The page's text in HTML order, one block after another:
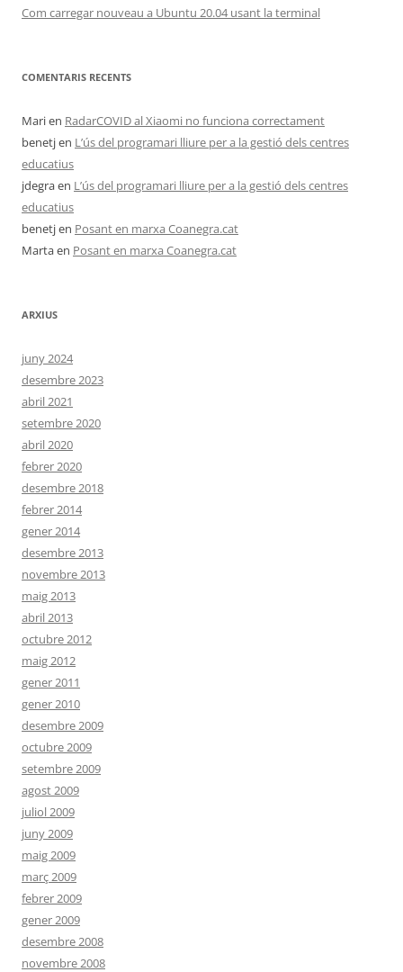
Com carregar nouveau a Ubuntu 20.04 usant la terminal
COMENTARIS RECENTS
Marien RadarCOVID al Xiaomi no funciona correctament
benetjen L’ús del programari lliure per a la gestió dels centres
educatius
jdegraen L’ús del programari lliure per a la gestió dels centres
educatius
benetjen Posant en marxa Coanegra.cat
Martaen Posant en marxa Coanegra.cat
ARXIUS
juny 2024
desembre 2023
abril 2021
setembre 2020
abril 2020
febrer 2020
desembre 2018
febrer 2014
gener 2014
desembre 2013
novembre 2013
maig 2013
abril 2013
octubre 2012
maig 2012
gener 2011
gener 2010
desembre 2009
octubre 2009
setembre 2009
agost 2009
juliol 2009
juny 2009
maig 2009
març 2009
febrer 2009
gener 2009
desembre 2008
novembre 2008